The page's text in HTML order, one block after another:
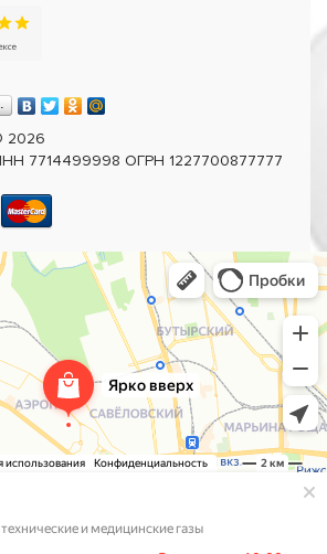
2026
7714499998 ОГРН 1227700877777